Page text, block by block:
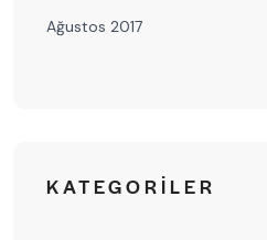
Ağustos 2017
KATEGORILER